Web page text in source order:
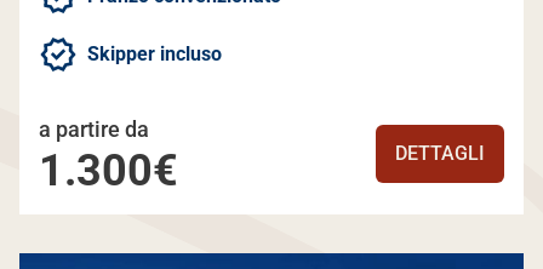
Skipper incluso
a partire da
1.300€ DETTAGLI